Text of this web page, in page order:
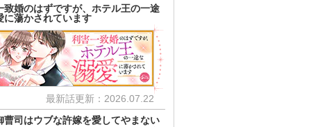
致婚のはずですが、ホテル王の一途
に蕩かされています
最新話更新：2026.07.22
曹司はウブな許嫁を愛してやまない